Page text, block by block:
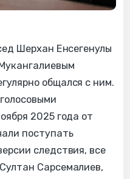
Шерхан Енсегенулы
общался с ним.
2025 года от
поступать
следствия, все
Сарсемалиев,